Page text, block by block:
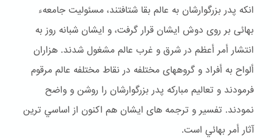
انكه پدر بزرگوارشان به عالم بقا شتافتند، مسئوليت جامعهء
بهائى بر روى دوش ايشان قرار گرفت، و ايشان شبانه روز به
انتشار أمر أعظم در شرق و غرب عالم مشغول شدند. هزاران
ألواح به أفراد و گروههاى مختلفه در نقاط مختلفه عالم مرقوم
فرمودند و تعاليم مباركه پدر بزرگوارشان را روشن و واضح
نمودند. تفسير و ترجمه هاى ايشان هم اكنون از اساسي ترين
آثار أمر بهائي است.